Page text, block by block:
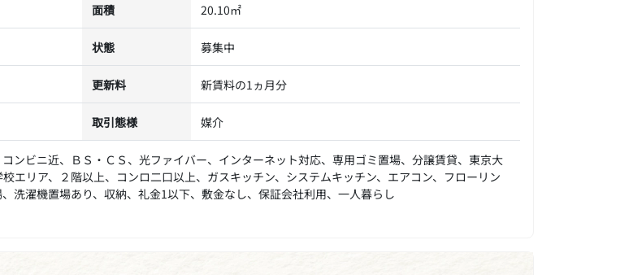
面積 20.10㎡
状態 募集中
更新料 新賃料の1ヵ月分
取引態様 媒介
ンビニ近、ＢＳ・ＣＳ、光ファイバー、インターネット対応、専用ゴミ置場、分譲賃貸、東京大
エリア、２階以上、コンロ二口以上、ガスキッチン、システムキッチン、エアコン、フローリン
洗濯機置場あり、収納、礼金1以下、敷金なし、保証会社利用、一人暮らし